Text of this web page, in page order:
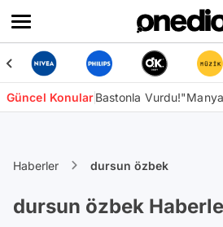
Güncel KonularBastonla Vurdu!
Haberler dursun özbek
dursun özbek